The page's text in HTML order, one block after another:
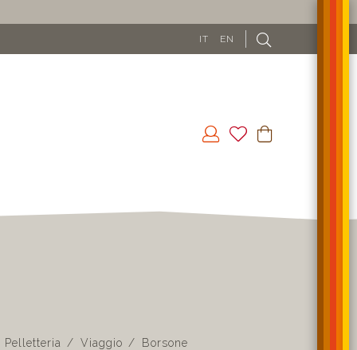
IT EN
Pelletteria Viaggio Borsone